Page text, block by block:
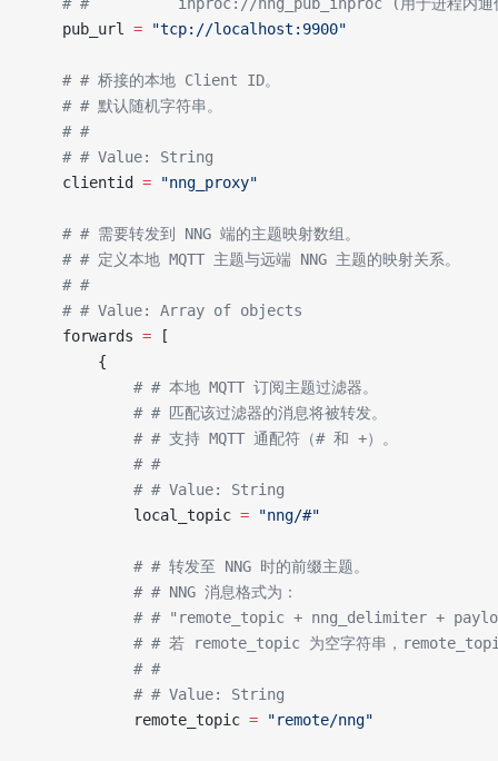
    pub_url
= "tcp://localhost:9900"
    # # 桥接的本地 Client ID。
    # # 默认随机字符串。
    # #
    # # Value: String
    clientid
= "nng_proxy"
    # # 需要转发到 NNG 端的主题映射数组。
    # # 定义本地 MQTT 主题与远端 NNG 主题的映射关系。
    # #
    # # Value: Array of objects
    forwards
= [
        {
            # # 本地 MQTT 订阅主题过滤器。
            # # 匹配该过滤器的消息将被转发。
            # # 支持 MQTT 通配符（# 和 +）。
            # #
            # # Value: String
            local_topic
= "nng/#"
            # # 转发至 NNG 时的前缀主题。
            # # NNG 消息格式为：
# # "remote_topic + nng_delimiter +
# # 若 remote_topic 为空字符串，
            # #
            # # Value: String
            remote_topic
= "remote/nng"